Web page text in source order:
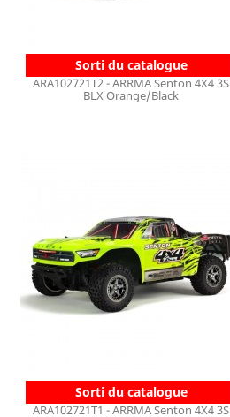
Sorti du catalogue
ARA102721T2 - ARRMA Senton 4X4 3S
BLX Orange/Black
Sorti du catalogue
ARA102721T1 - ARRMA Senton 4X4 3S